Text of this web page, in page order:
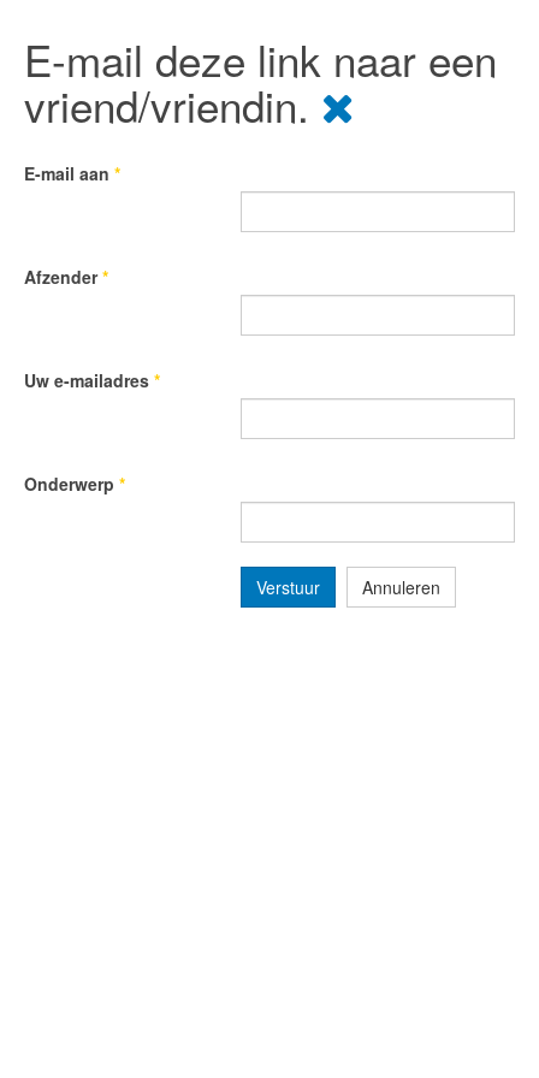
E-mail deze link naar een
vriend/vriendin.
E-mail aan *
Afzender*
Uw e-mailadres *
Onderwerp *
Verstuur Annuleren